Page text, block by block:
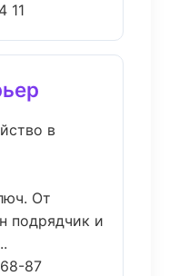
11
в
От
подрядчик и
87